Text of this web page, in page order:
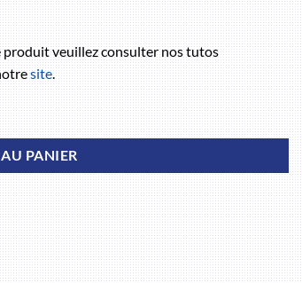
veuillez consulter nos tutos
site.
PANIER